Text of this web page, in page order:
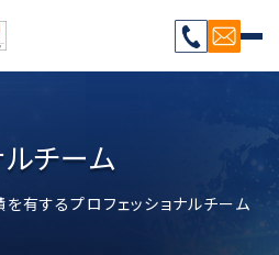
ルチーム
有するプロフェッショナルチーム